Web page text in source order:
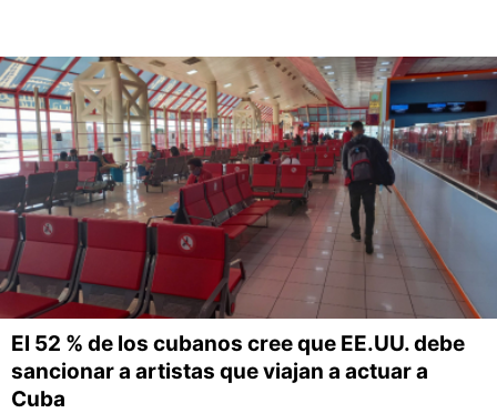
El 52 % de los cubanos cree que EE.UU. debe
sancionar a artistas que viajan a actuar a
Cuba